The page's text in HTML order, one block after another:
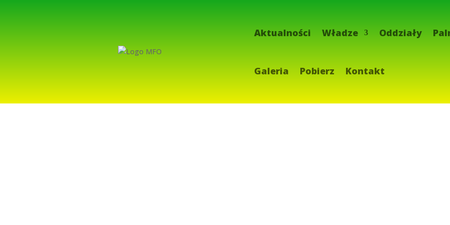
Aktualności Władze Oddziały
Galeria Pobierz Kontakt